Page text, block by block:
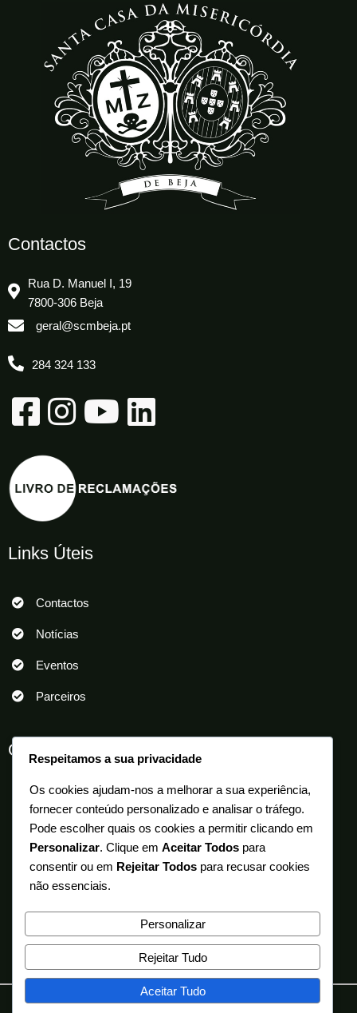
Contactos
Rua D. Manuel I, 19
7800-306 Beja
geral@scmbeja.pt
284 324 133
Links Úteis
Contactos
Notícias
Eventos
Parceiros
Outros Links
Termos e Condições
Política de Privacidade
Código de Conduta
Poliítica de Proteção de Dados
Canal de Denuncia
© 2025 Santa Casa da Misericórdia de Beja
Respeitamos a sua privacidade
Os cookies ajudam-nos a melhorar a sua experiência,
fornecer conteúdo personalizado e analisar o tráfego.
Pode escolher quais os cookies a permitir clicando em
Personalizar. Clique em Aceitar Todos para
consentir ou em Rejeitar Todos para recusar cookies
não essenciais.
Personalizar
Rejeitar Tudo
Aceitar Tudo